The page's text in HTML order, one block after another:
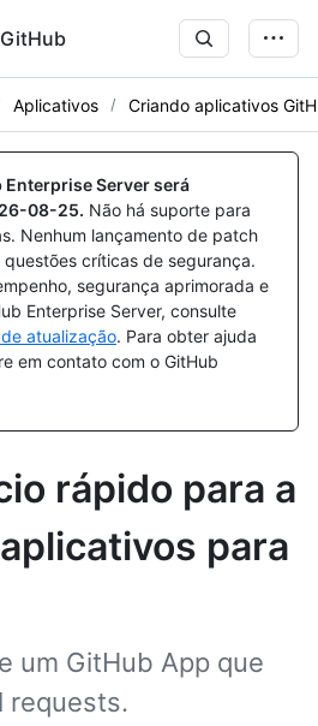
Aplicativos Criando aplicativos
Enterprise Server será
08-25. Não há suporte para
Nenhum lançamento de patch
críticas de segurança.
segurança aprimorada e
Enterprise Server, consulte
atualização. Para obter ajuda
em contato com o GitHub
rápido para a
para
um GitHub App que
requests.